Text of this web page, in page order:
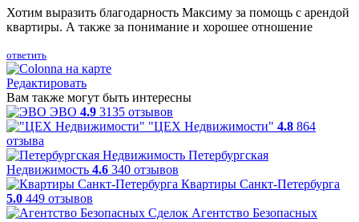
Хотим выразить благодарность Максиму за помощь с арендой
квартиры. А также за понимание и хорошее отношение
ответить
Редактировать
Вам также могут быть интересны
ЭВО 4.9 3135 отзывов
"ЦЕХ Недвижимости" 4.8 864
отзыва
Петербургская
Недвижимость 4.6 340 отзывов
Квартиры Санкт-Петербурга
5.0 449 отзывов
Агентство Безопасных